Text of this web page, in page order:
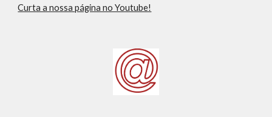
Curta a nossa página no Youtube!